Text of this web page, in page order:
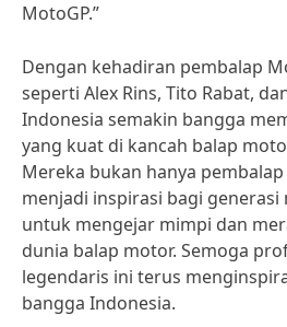
MotoGP.”
Dengan kehadiran pembalap
seperti Alex Rins, Tito Rabat,
Indonesia semakin bangga
yang kuat di kancah balap
Mereka bukan hanya
menjadi inspirasi bagi generasi
untuk mengejar mimpi dan
dunia balap motor. Semoga
legendaris ini terus
bangga Indonesia.